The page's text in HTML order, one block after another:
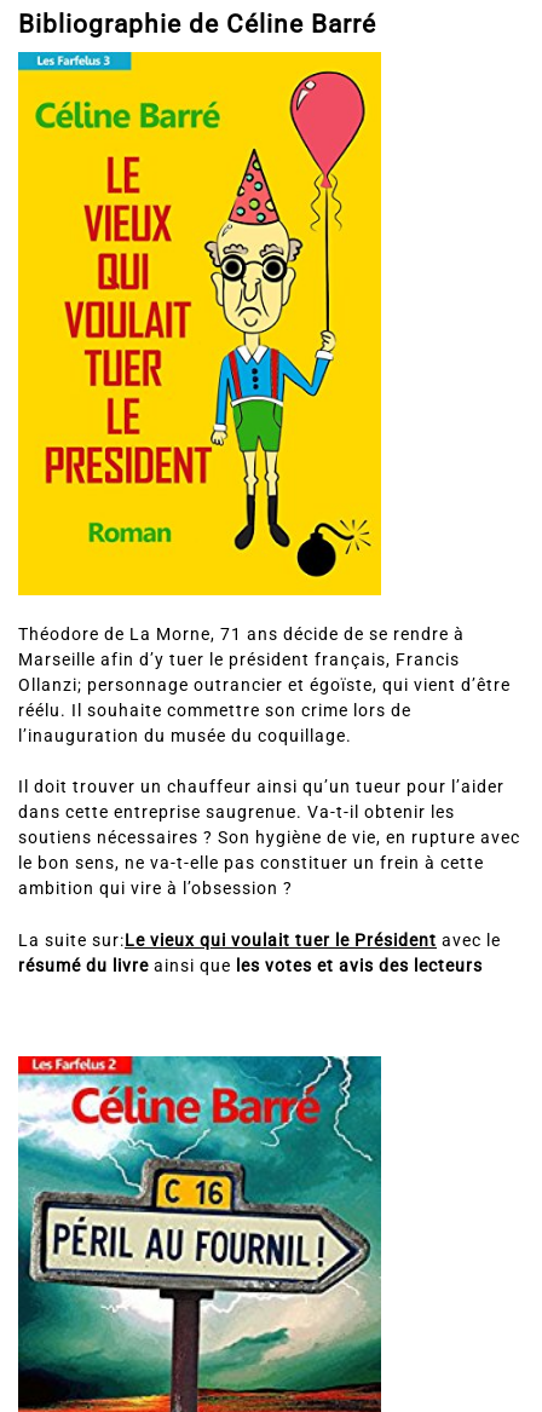
Bibliographie de Céline Barré
Théodore de La Morne, 71 ans décide de se rendre à
Marseille afin d’y tuer le président français, Francis
Ollanzi; personnage outrancier et égoïste, qui vient d’être
réélu. Il souhaite commettre son crime lors de
l’inauguration du musée du coquillage.
Il doit trouver un chauffeur ainsi qu’un tueur pour l’aider
dans cette entreprise saugrenue. Va-t-il obtenir les
soutiens nécessaires ? Son hygiène de vie, en rupture avec
le bon sens, ne va-t-elle pas constituer un frein à cette
ambition qui vire à l’obsession ?
La suite sur:Le vieux qui voulait tuer le Président avec le
résumé du livre ainsi que les votes et avis des lecteurs